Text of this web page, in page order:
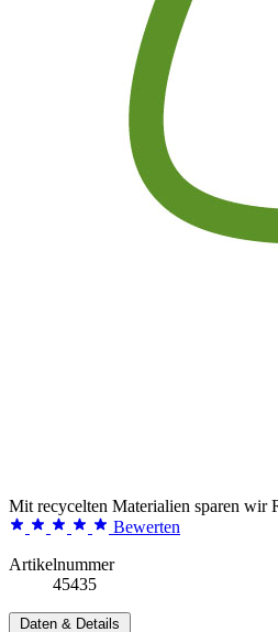
Mit recycelten Materialien sparen wir
Bewerten
Artikelnummer
45435
Daten & Details